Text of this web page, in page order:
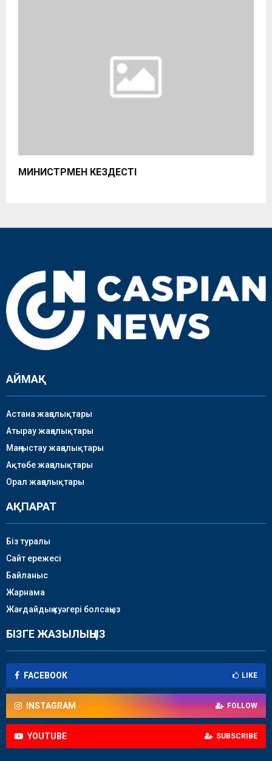
МИНИСТРМЕН КЕЗДЕСТІ
АЙМАҚ
Астана жаңалықтары
Атырау жаңалықтары
Маңғыстау жаңалықтары
Ақтөбе жаңалықтары
Орал жаңалықтары
АҚПАРАТ
Біз туралы
Сайт ережесі
Байланыс
Жарнама
Жағдайдың куәгері болсаңыз
БІЗГЕ ЖАЗЫЛЫҢЫЗ
FACEBOOK LIKE
INSTAGRAM FOLLOW
YOUTUBE SUBSCRIBE